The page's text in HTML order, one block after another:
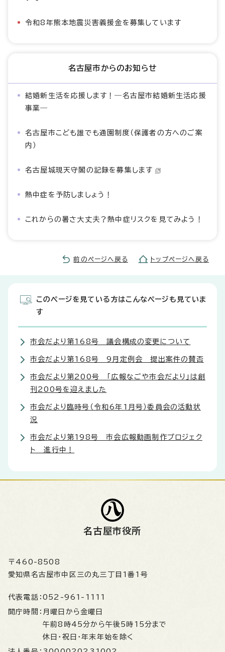
令和8年熊本地震災害義援金を募集しています
名古屋市からのお知らせ
結婚新生活を応援します！―名古屋市結婚新生活応援
事業―
名古屋市こども誰でも通園制度（保護者の方へのご案
内）
名古屋城現天守閣の記録を募集します
熱中症を予防しましょう！
これからの暑さ大丈夫？熱中症リスクを見てみよう！
前のページへ戻る トップページへ戻る
このページを見ている方はこんなページも見ていま
す
市会だより第168号 議会構成の変更について
市会だより第168号 9月定例会 提出案件の賛否
市会だより第200号 「広報なごや市会だより」は創
刊200号を迎えました
市会だより臨時号（令和6年1月号）委員会の活動状
況
市会だより第198号 市会広報動画制作プロジェク
ト 進行中！
名古屋市役所
〒460-8508
愛知県名古屋市中区三の丸三丁目1番1号
代表電話： 052-961-1111
開庁時間： 月曜日から金曜日
午前8時45分から午後5時15分まで
休日・祝日・年末年始を除く